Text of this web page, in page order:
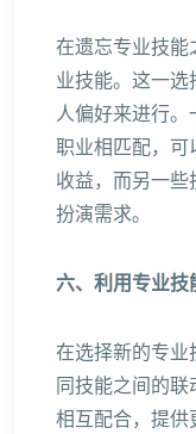
在遗忘专业技能
业技能。这一
人偏好来进行
职业相匹配，
收益，而另一
扮演需求。
六、利用专业技
在选择新的专业
同技能之间的
相互配合，提